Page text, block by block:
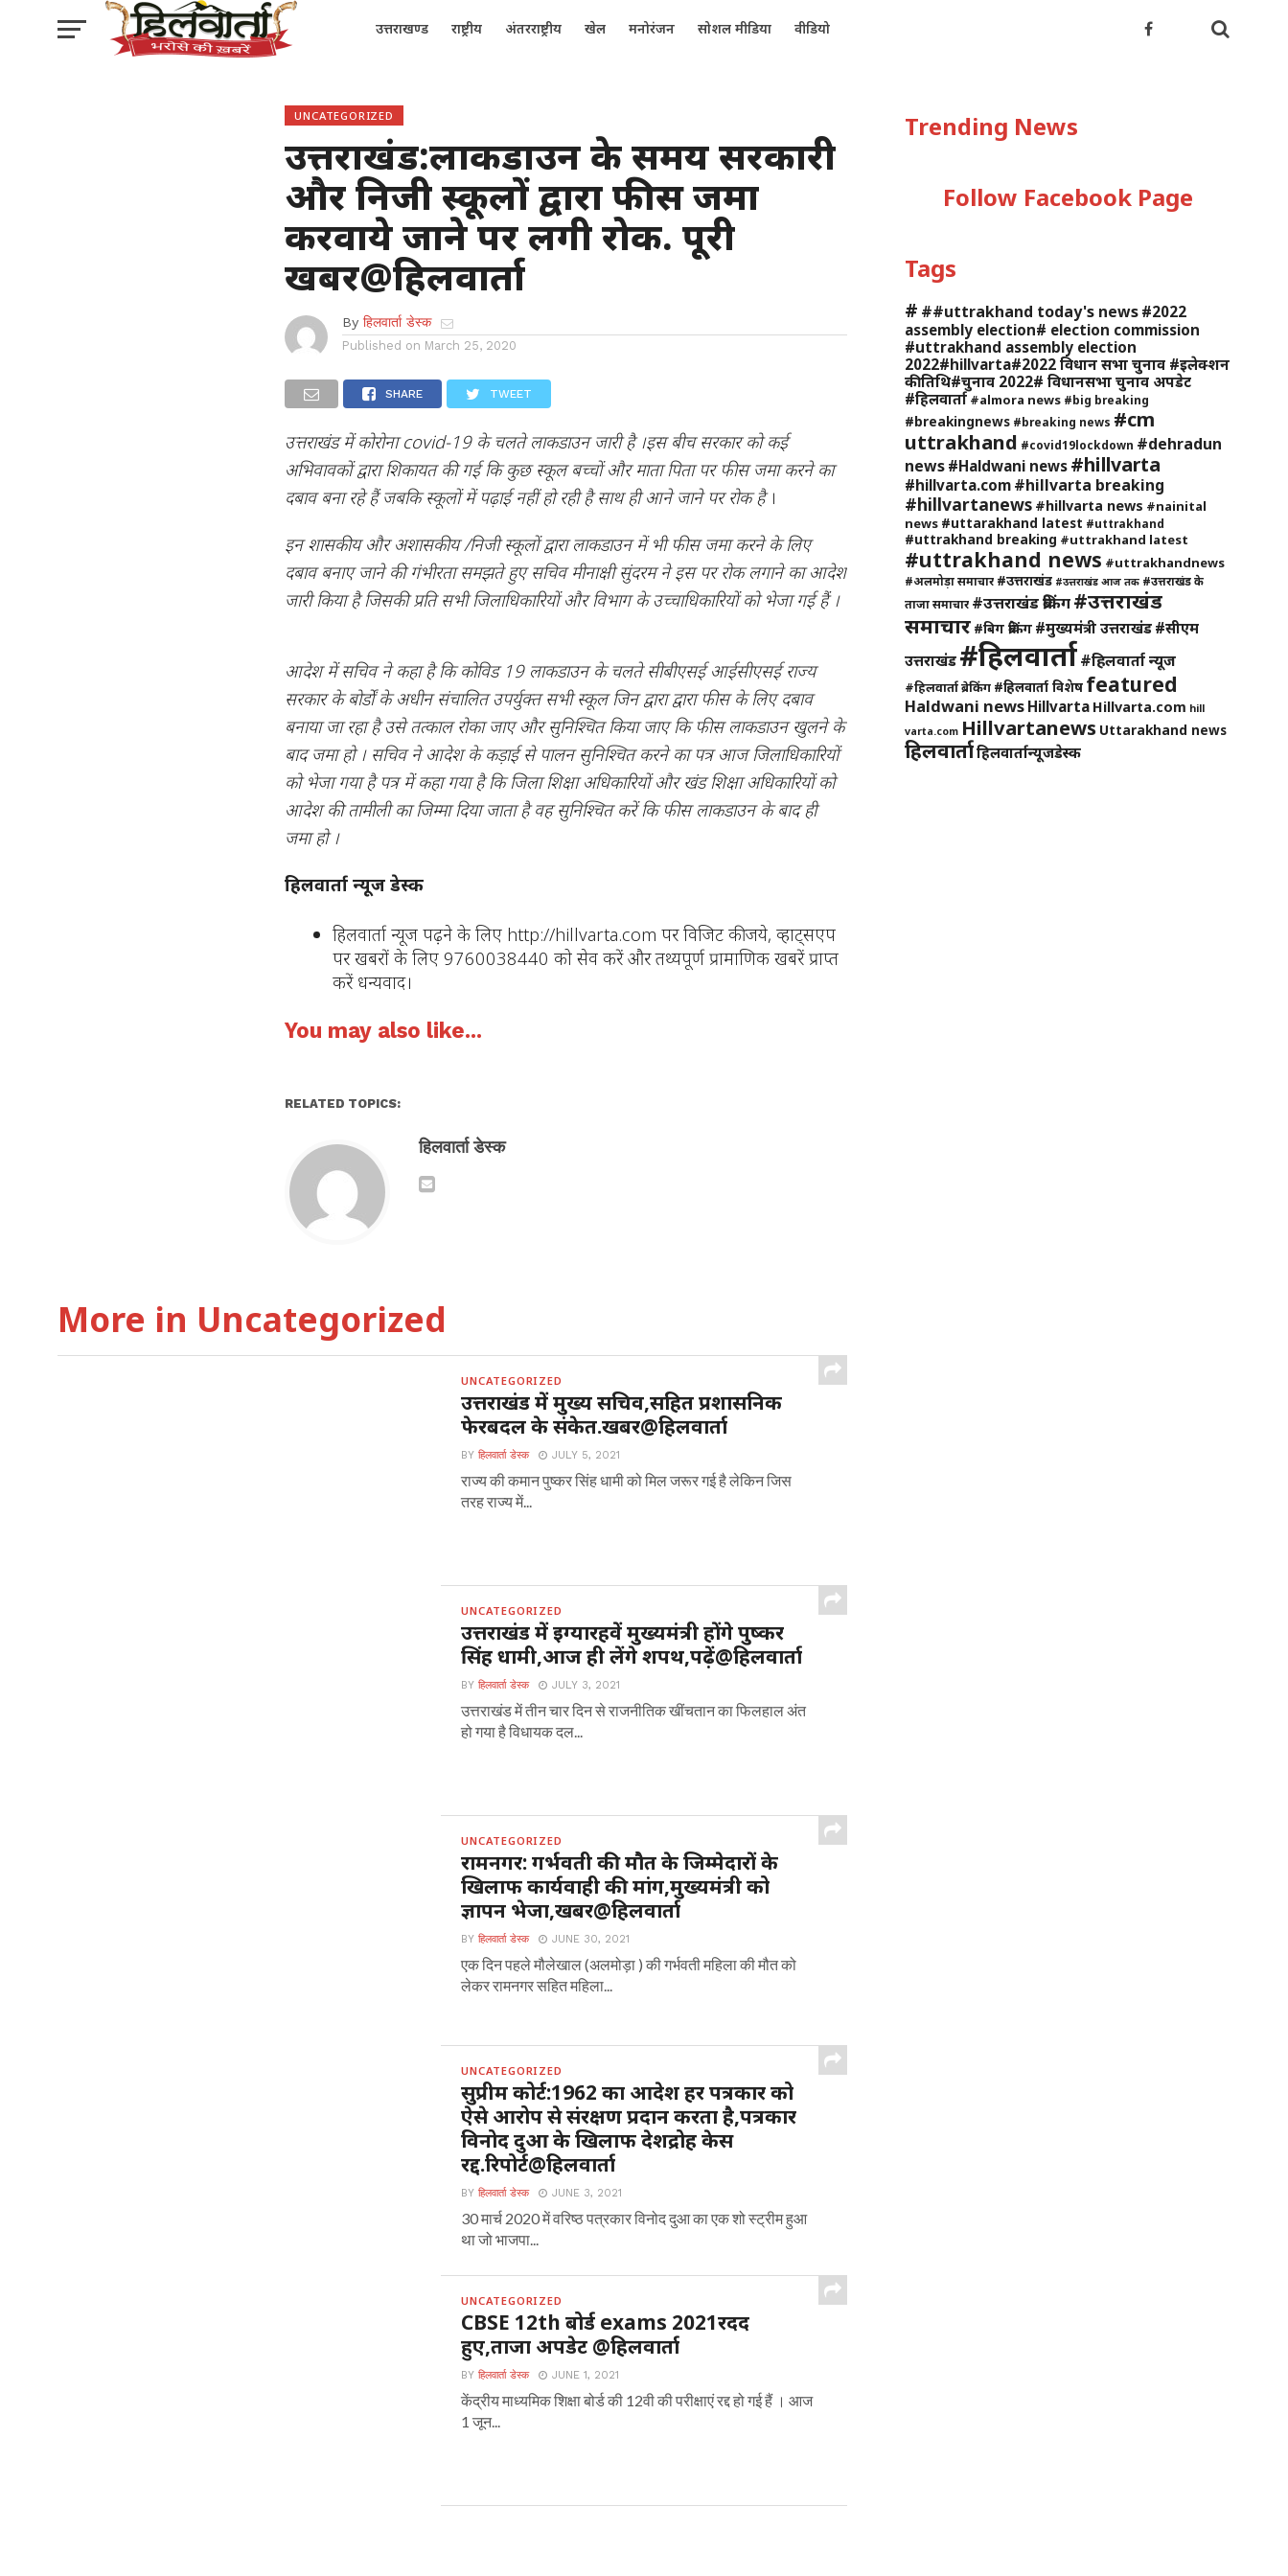
उत्तराखण्ड राष्ट्रीय अंतरराष्ट्रीय खेल मनोरंजन सोशल मीडिया वीडियो
UNCATEGORIZED
उत्तराखंड:लाकडाउन के समय सरकारी
और निजी स्कूलों द्वारा फीस जमा
करवाये जाने पर लगी रोक. पूरी
खबर@हिलवार्ता
By हिलवार्ता डेस्क
Published on March 25, 2020
SHARE TWEET
उत्तराखंड में कोरोना covid-19 के चलते लाकडाउन जारी है ।इस बीच सरकार को कई
अभिवावकों द्वारा शिकायत की गई कि कुछ स्कूल बच्चों और माता पिता पर फीस जमा करने का
दबाव बना रहे हैं जबकि स्कूलों में पढ़ाई नहीं हो रही है साथ ही आने जाने पर रोक है ।
इन शासकीय और अशासकीय /निजी स्कूलों द्वारा लाकडाउन में भी फीस जमा करने के लिए
दबाव बनाए जाने की गंभीरता समझते हुए सचिव मीनाक्षी सुंदरम ने इस पर रोक लगाने का आदेश
जारी किया है जिसकी प्रति सभी जिलाधिकारियों और विभाग के उच्चाधिकारियों को भेजा गई हैं ।
आदेश में सचिव ने कहा है कि कोविड 19 लाकडाउन के चलते सीबीएसई आईसीएसई राज्य
सरकार के बोर्डों के अधीन संचालित उपर्युक्त सभी स्कूल जिन द्वारा द्वारा फीस के लिए दबाव
बनाया जा रहा है उसे तत्काल रोका जाए और सुनिश्चित किया जाए कि फीस लाकडाउन खुलने के
बाद जमा हो । सचिव ने आदेश के कड़ाई से पालन सुनिश्चित करने का पत्र आज जिलाधिकारियों
को भेजा गया है पत्र में कहा गया है कि जिला शिक्षा अधिकारियों और खंड शिक्षा अधिकारियों को
आदेश की तामीली का जिम्मा दिया जाता है वह सुनिश्चित करें कि फीस लाकडाउन के बाद ही
जमा हो ।
हिलवार्ता न्यूज डेस्क
हिलवार्ता न्यूज पढ़ने के लिए http://hillvarta.com पर विजिट कीजये, व्हाट्सएप
पर खबरों के लिए 9760038440 को सेव करें और तथ्यपूर्ण प्रामाणिक खबरें प्राप्त
करें धन्यवाद।
You may also like...
RELATED TOPICS:
हिलवार्ता डेस्क
More in Uncategorized
UNCATEGORIZED
उत्तराखंड में मुख्य सचिव,सहित प्रशासनिक
फेरबदल के संकेत.खबर@हिलवार्ता
BYहिलवार्ता डेस्क JULY 5, 2021
राज्य की कमान पुष्कर सिंह धामी को मिल जरूर गई है लेकिन जिस
तरह राज्य में...
UNCATEGORIZED
उत्तराखंड में इग्यारहवें मुख्यमंत्री होंगे पुष्कर
सिंह धामी,आज ही लेंगे शपथ,पढ़ें@हिलवार्ता
BYहिलवार्ता डेस्क JULY 3, 2021
उत्तराखंड में तीन चार दिन से राजनीतिक खींचतान का फिलहाल अंत
हो गया है विधायक दल...
UNCATEGORIZED
रामनगर: गर्भवती की मौत के जिम्मेदारों के
खिलाफ कार्यवाही की मांग,मुख्यमंत्री को
ज्ञापन भेजा,खबर@हिलवार्ता
BYहिलवार्ता डेस्क JUNE 30, 2021
एक दिन पहले मौलेखाल (अलमोड़ा ) की गर्भवती महिला की मौत को
लेकर रामनगर सहित महिला...
UNCATEGORIZED
सुप्रीम कोर्ट:1962 का आदेश हर पत्रकार को
ऐसे आरोप से संरक्षण प्रदान करता है,पत्रकार
विनोद दुआ के खिलाफ देशद्रोह केस
रद्द.रिपोर्ट@हिलवार्ता
BYहिलवार्ता डेस्क JUNE 3, 2021
30 मार्च 2020 में वरिष्ठ पत्रकार विनोद दुआ का एक शो स्ट्रीम हुआ
था जो भाजपा...
UNCATEGORIZED
CBSE 12th बोर्ड exams 2021रदद
हुए,ताजा अपडेट @हिलवार्ता
BYहिलवार्ता डेस्क JUNE 1, 2021
केंद्रीय माध्यमिक शिक्षा बोर्ड की 12वी की परीक्षाएं रद्द हो गई हैं । आज
1 जून...
Trending News
Follow Facebook Page
Tags
# ##uttrakhand today's news #2022
assembly election# election commission
#uttrakhand assembly election
2022#hillvarta#2022 विधान सभा चुनाव #इलेक्शन
की तिथि#चुनाव 2022# विधानसभा चुनाव अपडेट
#हिलवार्ता #almora news #big breaking
#breakingnews #breaking news #cm
uttrakhand #covid19lockdown #dehradun
news #Haldwani news #hillvarta
#hillvarta.com #hillvarta breaking
#hillvartanews #hillvarta news #nainital
news #uttarakhand latest #uttrakhand
#uttrakhand breaking #uttrakhand latest
#uttrakhand news #uttrakhandnews
#अलमोड़ा समाचार #उत्तराखंड #उत्तराखंड आज तक #उत्तराखंड के
ताजा समाचार #उत्तराखंड ब्रेकिंग#उत्तराखंड
समाचार #बिग ब्रेकिंग #मुख्यमंत्री उत्तराखंड #सीएम
उत्तराखंड #हिलवार्ता#हिलवार्ता न्यूज
#हिलवार्ता ब्रेकिंग #हिलवार्ता विशेष featured
Haldwani news Hillvarta Hillvarta.com hill
varta.com Hillvartanews Uttarakhand news
हिलवार्ताहिलवार्तान्यूजडेस्क